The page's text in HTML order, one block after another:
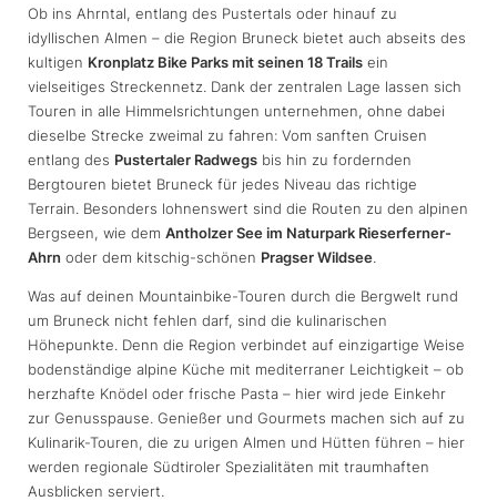
Ob ins Ahrntal, entlang des Pustertals oder hinauf zu
idyllischen Almen – die Region Bruneck bietet auch abseits des
kultigen Kronplatz Bike Parks mit seinen 18 Trails ein
vielseitiges Streckennetz. Dank der zentralen Lage lassen sich
Touren in alle Himmelsrichtungen unternehmen, ohne dabei
dieselbe Strecke zweimal zu fahren: Vom sanften Cruisen
entlang des Pustertaler Radwegs bis hin zu fordernden
Bergtouren bietet Bruneck für jedes Niveau das richtige
Terrain. Besonders lohnenswert sind die Routen zu den alpinen
Bergseen, wie dem Antholzer See im Naturpark Rieserferner-
Ahrn oder dem kitschig-schönen Pragser Wildsee.
Was auf deinen Mountainbike-Touren durch die Bergwelt rund
um Bruneck nicht fehlen darf, sind die kulinarischen
Höhepunkte. Denn die Region verbindet auf einzigartige Weise
bodenständige alpine Küche mit mediterraner Leichtigkeit – ob
herzhafte Knödel oder frische Pasta – hier wird jede Einkehr
zur Genusspause. Genießer und Gourmets machen sich auf zu
Kulinarik-Touren, die zu urigen Almen und Hütten führen – hier
werden regionale Südtiroler Spezialitäten mit traumhaften
Ausblicken serviert.